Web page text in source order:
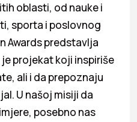
oblasti, od nauke i
sporta i poslovnog
Awards predstavlja
projekat koji inspiriše
ali i da prepoznaju
U našoj misiji da
posebno nas